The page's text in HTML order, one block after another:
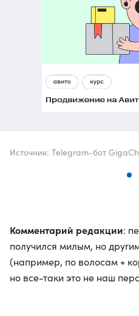
Источник: Telegram-бот
Комментарий редакции:
получился милым, но
(например, по волосам +
но все-таки это не наш